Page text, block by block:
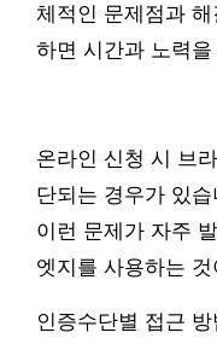
체적인 문제점과
하면 시간과 노력
온라인 신청 시 브
단되는 경우가 있
이런 문제가 자주
엣지를 사용하는
인증수단별 접근